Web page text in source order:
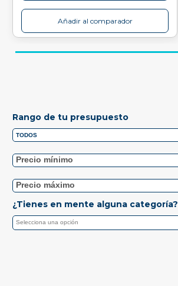
Añadir al comparador
Rango de tu presupuesto
¿Tienes en mente alguna categoría?